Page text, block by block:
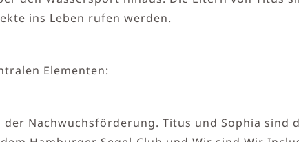
ins Leben rufen werden.
Elementen:
Nachwuchsförderung. Titus und Sophia sind